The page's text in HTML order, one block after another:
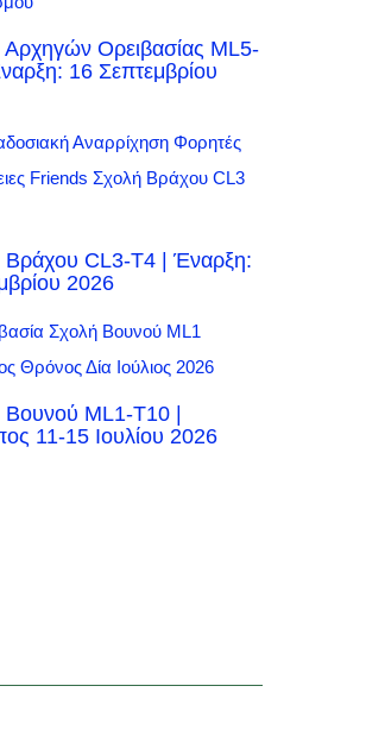
Αρχηγών Ορειβασίας ML5-
16 Σεπτεμβρίου
Βράχου CL3-T4 | Έναρξη:
2026
ML1-T10 |
11-15 Ιουλίου 2026